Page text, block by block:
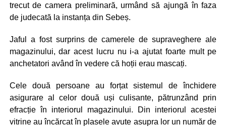
trecut de camera preliminară, urmând să ajungă în faza
de judecată la instanța din Sebeș.
Jaful a fost surprins de camerele de supraveghere ale
magazinului, dar acest lucru nu i-a ajutat foarte mult pe
anchetatori având în vedere că hoții erau mascați.
Cele două persoane au forțat sistemul de închidere
asigurare al celor două uși culisante, pătrunzând prin
efracție în interiorul magazinului. Din interiorul acestei
vitrine au încărcat în plasele avute asupra lor un număr de